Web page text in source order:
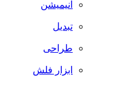
انیمیشن
تبدیل
طراحی
ابزار فلش